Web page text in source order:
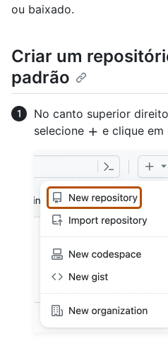
ou baixado.
Criar um
padrão
No canto superior
selecione
e clique em